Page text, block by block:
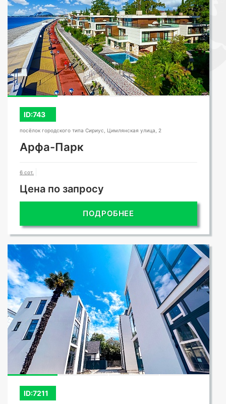
СМОТРЕТЬ ВСЕ ФОТО
ID:743
посёлок городского типа Сириус, Цимлянская улица, 2
Арфа-Парк
6 сот.
Цена по запросу
ПОДРОБНЕЕ
СМОТРЕТЬ ВСЕ ФОТО
ID:7211